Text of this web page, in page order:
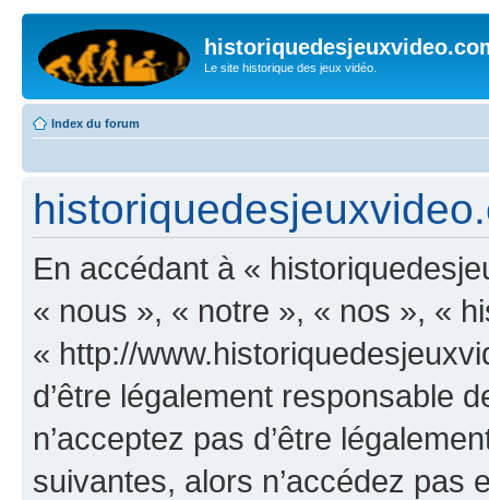
Le site historique des jeux vidéo.
Index du forum
En accédant à «
« nous », « notre », « nos », «
« http://
d’être légalement responsable
n’acceptez pas d’être
suivantes, alors n’accédez pas